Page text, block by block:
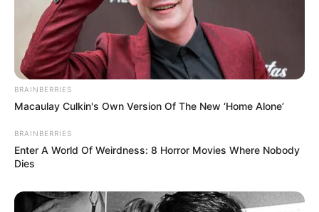
BRAINBERRIES
Macaulay Culkin's Own Version Of The New ‘Home Alone’
BRAINBERRIES
Enter A World Of Weirdness: 8 Horror Movies Where Nobody
Dies